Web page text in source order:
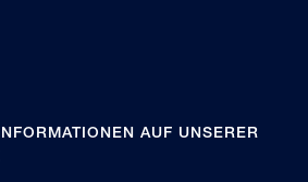
AUF UNSERER